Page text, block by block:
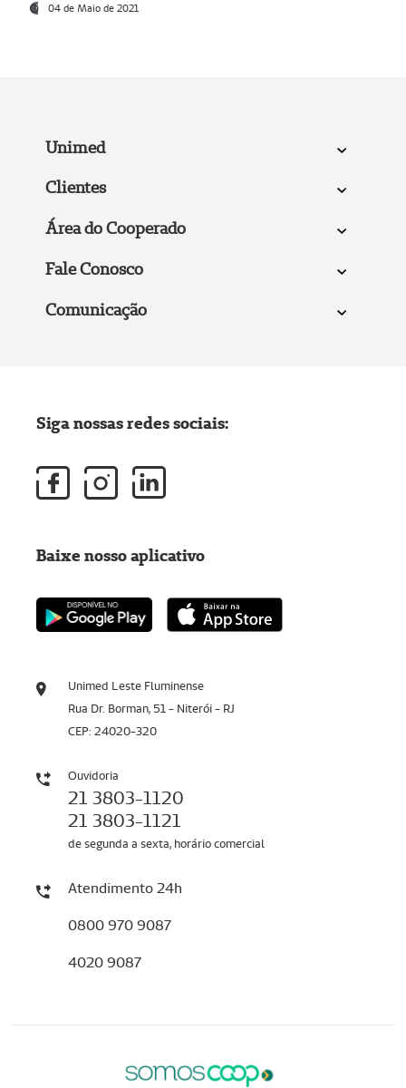
04 de Maio de 2021
Unimed
Clientes
Área do Cooperado
Fale Conosco
Comunicação
Unimed Leste Fluminense
Rua Dr. Borman, 51 - Niterói - RJ
CEP: 24020-320
Ouvidoria
21 3803-1120
21 3803-1121
de segunda a sexta, horário comercial
Atendimento 24h
0800 970 9087
4020 9087
Siga nossas redes sociais:
Baixe nosso aplicativo